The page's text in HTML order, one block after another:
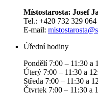
Místostarosta: Josef
Tel.: +420 732 329 064
E-mail:
Úřední hodiny
Pondělí 7:00 – 11:30 a
Úterý 7:00 – 11:30 a
Středa 7:00 – 11:30 a
Čtvrtek 7:00 – 11:30 a